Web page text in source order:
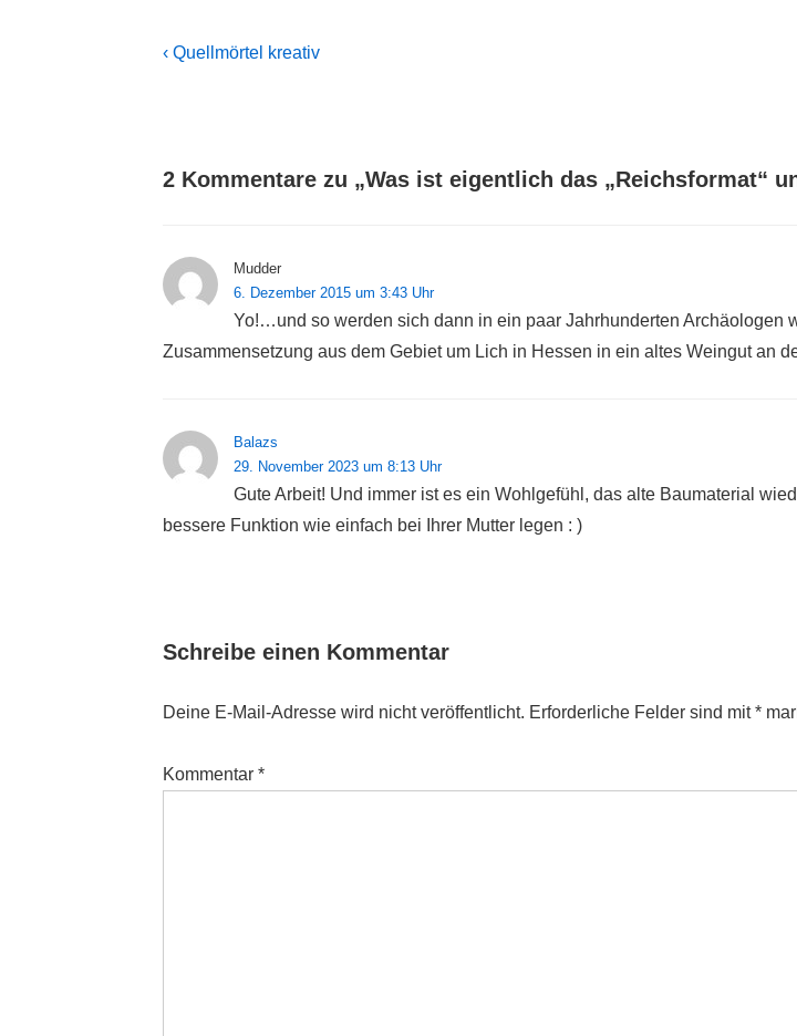
Beitragsnavigation
Previous
‹ Quellmörtel kreativ
2 Kommentare zu „Was ist eigentlich das „Reichsformat“
Mudder
6. Dezember 2015 um 3:43 Uhr
Yo!…und so werden sich dann in ein paar Jahrhunderten Archäologen
Zusammensetzung aus dem Gebiet um Lich in Hessen in ein altes Weingut an
Balazs
29. November 2023 um 8:13 Uhr
Gute Arbeit! Und immer ist es ein Wohlgefühl, das alte Baumaterial
bessere Funktion wie einfach bei Ihrer Mutter legen : )
Schreibe einen Kommentar
Deine E-Mail-Adresse wird nicht veröffentlicht. Erforderliche Felder sind mit*
Kommentar *